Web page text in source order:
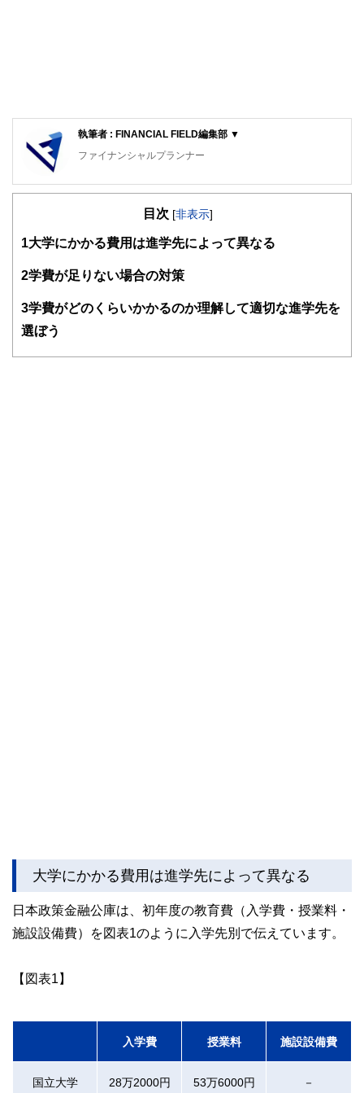
執筆者 : FINANCIAL FIELD編集部 ▼
ファイナンシャルプランナー
FinancialField編集部は、金融、経済に関する記事を、日々
知識がない方でも理解できるようわかりやすく発信していま
得者を中心に「お金や暮らし」に関する書籍・雑誌の編集経
験者で構成され、企画立案から記事掲載まですべての工程に
ドバイザー、DCプランナー、公認会計士、社会保険労務
目次 [非表示]
1 大学にかかる費用は進学先によって異なる
2学費が足りない場合の対策
3学費がどのくらいかかるのか理解して適切な進学先を
選ぼう
大学にかかる費用は進学先によって異なる
日本政策金融公庫は、初年度の教育費（入学費・授業料・
施設設備費）を図表1のように入学先別で伝えています。
【図表1】
入学費 授業料 施設設備費
国立大学 28万2000円 53万6000円 －